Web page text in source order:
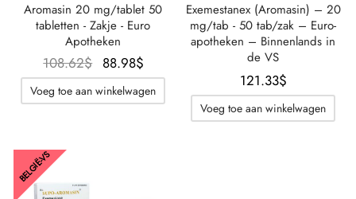
Aromasin 20 mg/tablet 50
tabletten - Zakje - Euro
Apotheken
108.62$ Oorspronkelijke
prijs was:
108.62$.
88.98$
huidige
prijs is:
88.98$.
Voeg toe aan winkelwagen
Exemestanex (Aromasin) – 20
mg/tab - 50 tab/zak – Euro-
apotheken – Binnenlands in
de VS
121.33$
Voeg toe aan winkelwagen
BELGIË-VS